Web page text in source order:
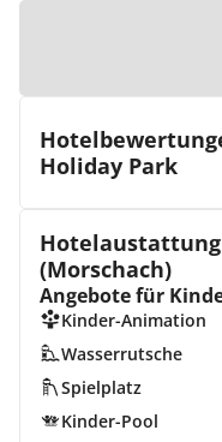
Holiday Park
(Morschach)
Angebote für
Kinder-Animation
Wasserrutsche
Spielplatz
Kinder-Pool